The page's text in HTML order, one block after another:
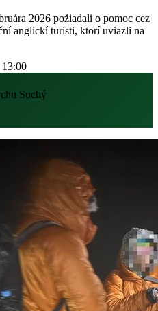
2026 požiadali o pomoc cez
anglickí turisti, ktorí uviazli na
13:00
Suchý